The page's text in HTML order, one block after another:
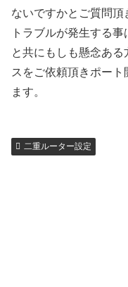
ないですかとご質問頂
トラブルが発生する
と共にもしも懸念あ
スをご依頼頂きポート
ます。
二重ルーター設定